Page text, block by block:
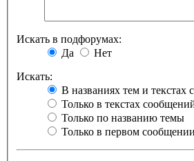
Искать в подфорумах:
Да
Нет
Искать:
В названиях тем и текстах
Только в текстах
Только по названию темы
Только в первом